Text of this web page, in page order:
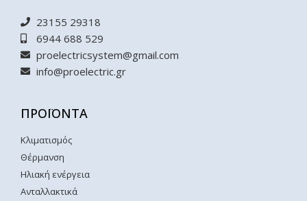
23155 29318
6944 688 529
proelectricsystem@gmail.com
info@proelectric.gr
ΠΡΟΪΟΝΤΑ
Κλιματισμός
Θέρμανση
Ηλιακή ενέργεια
Ανταλλακτικά